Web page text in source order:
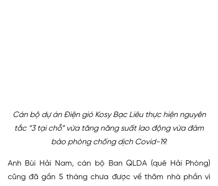
Cán bộ dự án Điện gió Kosy Bạc Liêu thực hiện nguyên
tắc “3 tại chỗ” vừa tăng năng suất lao động vừa đảm
bảo phòng chống dịch Covid-19.
Anh Bùi Hải Nam, cán bộ Ban QLDA (quê Hải Phòng)
cũng đã gần 5 tháng chưa được về thăm nhà phần vì